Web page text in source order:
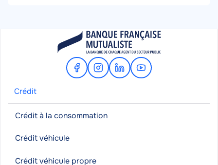
FacebookInstagram
LinkedinYoutube
Crédit
Crédit à la consommation
Crédit véhicule
Crédit véhicule propre